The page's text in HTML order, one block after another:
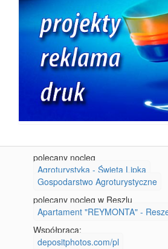
polecany nocleg
Agroturystyka - Święta Lipka
Gospodarstwo Agroturystyczne
polecany nocleg w Reszlu
Apartament "REYMONTA" -
Współpraca:
depositphotos.com/pl